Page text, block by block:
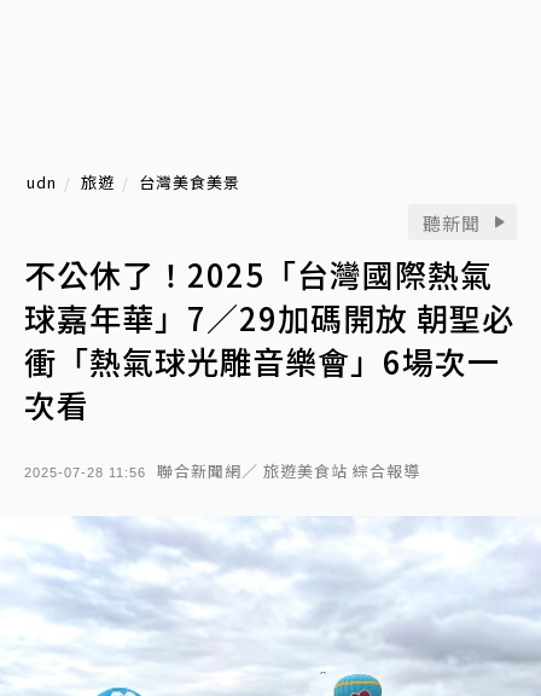
udn 旅遊 台灣美食美景
聽新聞
不公休了！2025「台灣國際熱氣
球嘉年華」7／29加碼開放 朝聖必
衝「熱氣球光雕音樂會」6場次一
次看
2025-07-28 11:56 聯合新聞網／ 旅遊美食站 綜合報導